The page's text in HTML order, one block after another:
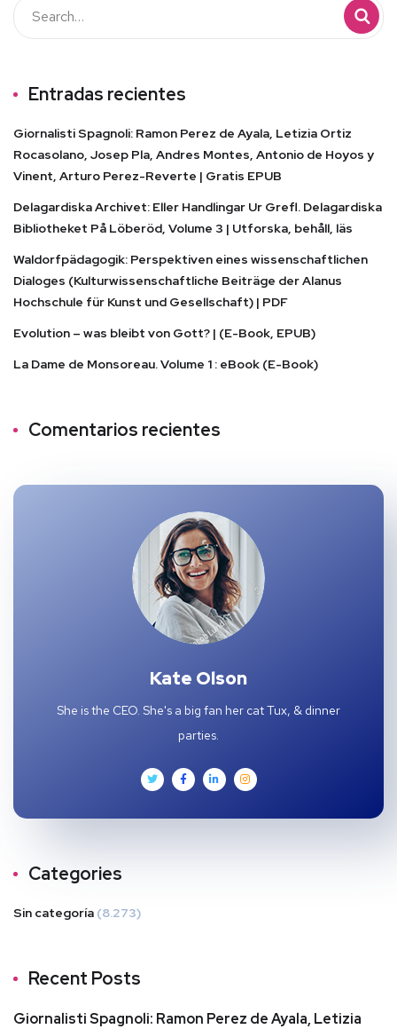
Entradas recientes
Giornalisti Spagnoli: Ramon Perez de Ayala, Letizia Ortiz
Rocasolano, Josep Pla, Andres Montes, Antonio de Hoyos y
Vinent, Arturo Perez-Reverte | Gratis EPUB
Delagardiska Archivet: Eller Handlingar Ur Grefl. Delagardiska
Bibliotheket På Löberöd, Volume 3 | Utforska, behåll, läs
Waldorfpädagogik: Perspektiven eines wissenschaftlichen
Dialoges (Kulturwissenschaftliche Beiträge der Alanus
Hochschule für Kunst und Gesellschaft) | PDF
Evolution – was bleibt von Gott? | (E-Book, EPUB)
La Dame de Monsoreau. Volume 1 : eBook (E-Book)
Comentarios recientes
Kate Olson
She is the CEO. She's a big fan her cat Tux, & dinner
parties.
Categories
Sin categoría (8.273)
Recent Posts
Giornalisti Spagnoli: Ramon Perez de Ayala, Letizia